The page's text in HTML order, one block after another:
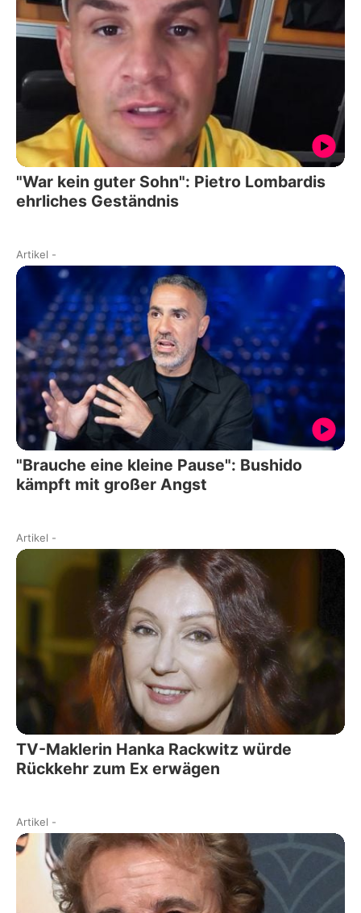
"War kein guter Sohn": Pietro Lombardis
ehrliches Geständnis
Artikel -
"Brauche eine kleine Pause": Bushido
kämpft mit großer Angst
Artikel -
TV-Maklerin Hanka Rackwitz würde
Rückkehr zum Ex erwägen
Artikel -